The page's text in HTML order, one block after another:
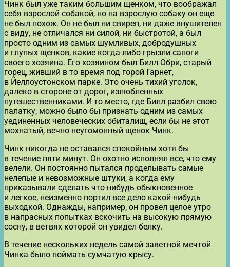
Чинк был уже таким большим щенком, что воображал
себя взрослой собакой, но на взрослую собаку он еще
не был похож. Он не был ни свиреп, ни даже внушителен
с виду, не отличался ни силой, ни быстротой, а был
просто одним из самых шумливых, добродушных
и глупых щенков, какие когда-либо грызли сапоги
своего хозяина. Его хозяином был Билл Обри, старый
горец, живший в то время под горой Гарнет,
в Йеллоустонском парке. Это очень тихий уголок,
далеко в стороне от дорог, излюбленных
путешественниками. И то место, где Билл разбил свою
палатку, можно было бы признать одним из самых
уединенных человеческих обиталищ, если бы не этот
мохнатый, вечно неугомонный щенок Чинк.
Чинк никогда не оставался спокойным хотя бы
в течение пяти минут. Он охотно исполнял все, что ему
велели. Он постоянно пытался проделывать самые
нелепые и невозможные штуки, а когда ему
приказывали сделать что-нибудь обыкновенное
и легкое, неизменно портил все дело какой-нибудь
выходкой. Однажды, например, он провел целое утро
в напрасных попытках вскочить на высокую прямую
сосну, в ветвях которой он увидел белку.
В течение нескольких недель самой заветной мечтой
Чинка было поймать сумчатую крысу.